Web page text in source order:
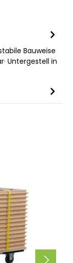
Bauweise
Untergestell in